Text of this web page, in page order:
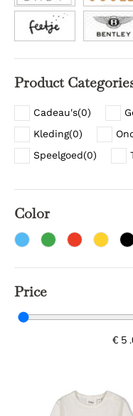
Product
Cadeau's(0)
Kleding(0)
Speelgoed(0)
Color
Price
€ 5